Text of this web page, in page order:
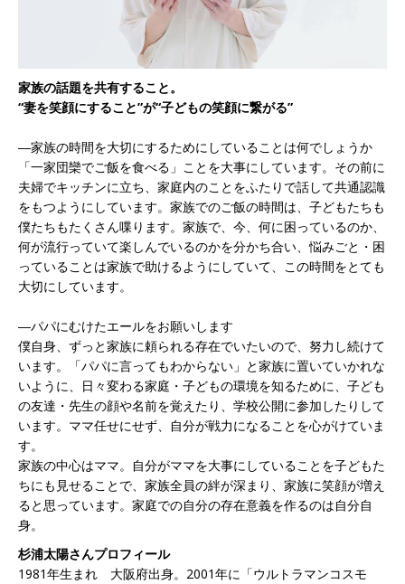
家族の話題を共有すること。
“妻を笑顔にすること”が“子どもの笑顔に繋がる”
―家族の時間を大切にするためにしていることは何でしょうか
「一家団欒でご飯を食べる」ことを大事にしています。その前に
夫婦でキッチンに立ち、家庭内のことをふたりで話して共通認識
をもつようにしています。家族でのご飯の時間は、子どもたちも
僕たちもたくさん喋ります。家族で、今、何に困っているのか、
何が流行っていて楽しんでいるのかを分かち合い、悩みごと・困
っていることは家族で助けるようにしていて、この時間をとても
大切にしています。
―パパにむけたエールをお願いします
僕自身、ずっと家族に頼られる存在でいたいので、努力し続けて
います。「パパに言ってもわからない」と家族に置いていかれな
いように、日々変わる家庭・子どもの環境を知るために、子ども
の友達・先生の顔や名前を覚えたり、学校公開に参加したりして
います。ママ任せにせず、自分が戦力になることを心がけていま
す。
家族の中心はママ。自分がママを大事にしていることを子どもた
ちにも見せることで、家族全員の絆が深まり、家族に笑顔が増え
ると思っています。家庭での自分の存在意義を作るのは自分自
身。
杉浦太陽さんプロフィール
1981年生まれ 大阪府出身。2001年に「ウルトラマンコスモ